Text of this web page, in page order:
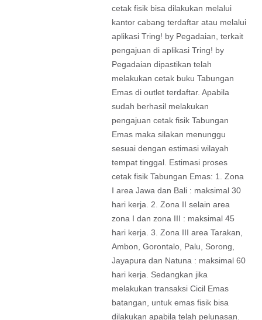
cetak fisik bisa dilakukan melalui
kantor cabang terdaftar atau melalui
aplikasi Tring! by Pegadaian, terkait
pengajuan di aplikasi Tring! by
Pegadaian dipastikan telah
melakukan cetak buku Tabungan
Emas di outlet terdaftar. Apabila
sudah berhasil melakukan
pengajuan cetak fisik Tabungan
Emas maka silakan menunggu
sesuai dengan estimasi wilayah
tempat tinggal. Estimasi proses
cetak fisik Tabungan Emas: 1. Zona
I area Jawa dan Bali : maksimal 30
hari kerja. 2. Zona II selain area
zona I dan zona III : maksimal 45
hari kerja. 3. Zona III area Tarakan,
Ambon, Gorontalo, Palu, Sorong,
Jayapura dan Natuna : maksimal 60
hari kerja. Sedangkan jika
melakukan transaksi Cicil Emas
batangan, untuk emas fisik bisa
dilakukan apabila telah pelunasan.